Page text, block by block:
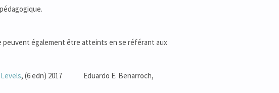
peuvent également être atteints en se référant aux
, (6 edn) 2017 Eduardo E. Benarroch,